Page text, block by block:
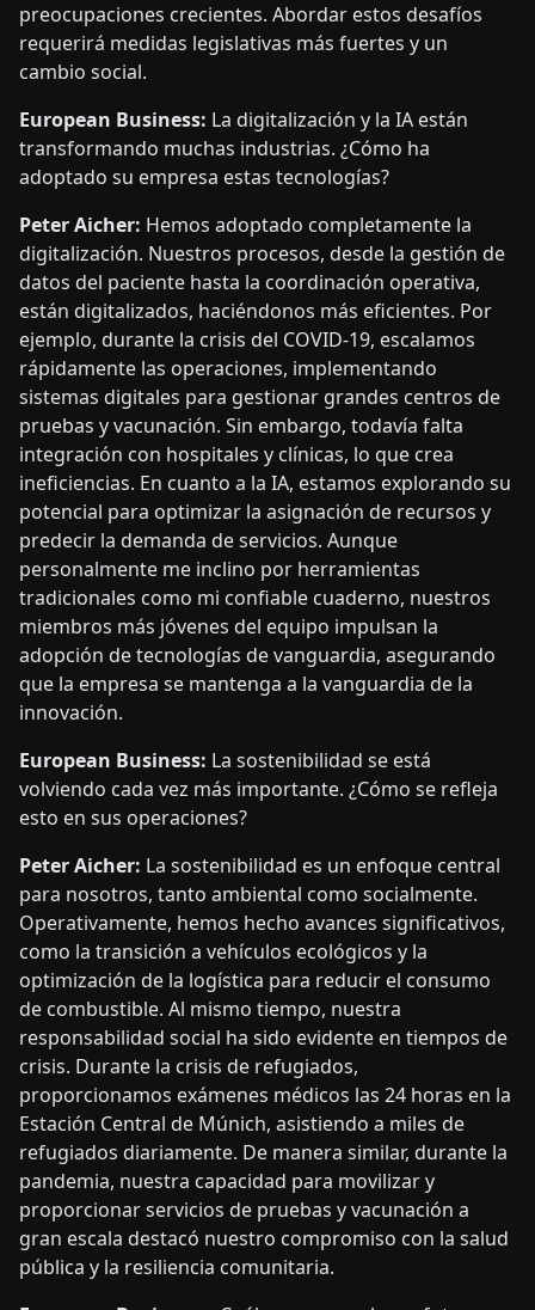
preocupaciones crecientes. Abordar estos desafíos
requerirá medidas legislativas más fuertes y un
cambio social.
European Business: La digitalización y la IA están
transformando muchas industrias. ¿Cómo ha
adoptado su empresa estas tecnologías?
Peter Aicher: Hemos adoptado completamente la
digitalización. Nuestros procesos, desde la gestión de
datos del paciente hasta la coordinación operativa,
están digitalizados, haciéndonos más eficientes. Por
ejemplo, durante la crisis del COVID-19, escalamos
rápidamente las operaciones, implementando
sistemas digitales para gestionar grandes centros de
pruebas y vacunación. Sin embargo, todavía falta
integración con hospitales y clínicas, lo que crea
ineficiencias. En cuanto a la IA, estamos explorando su
potencial para optimizar la asignación de recursos y
predecir la demanda de servicios. Aunque
personalmente me inclino por herramientas
tradicionales como mi confiable cuaderno, nuestros
miembros más jóvenes del equipo impulsan la
adopción de tecnologías de vanguardia, asegurando
que la empresa se mantenga a la vanguardia de la
innovación.
European Business: La sostenibilidad se está
volviendo cada vez más importante. ¿Cómo se refleja
esto en sus operaciones?
Peter Aicher: La sostenibilidad es un enfoque central
para nosotros, tanto ambiental como socialmente.
Operativamente, hemos hecho avances significativos,
como la transición a vehículos ecológicos y la
optimización de la logística para reducir el consumo
de combustible. Al mismo tiempo, nuestra
responsabilidad social ha sido evidente en tiempos de
crisis. Durante la crisis de refugiados,
proporcionamos exámenes médicos las 24 horas en la
Estación Central de Múnich, asistiendo a miles de
refugiados diariamente. De manera similar, durante la
pandemia, nuestra capacidad para movilizar y
proporcionar servicios de pruebas y vacunación a
gran escala destacó nuestro compromiso con la salud
pública y la resiliencia comunitaria.